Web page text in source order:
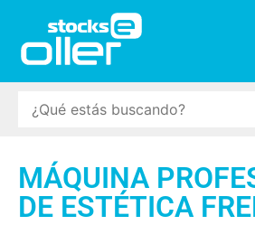
MÁQUINA
DE ESTÉTICA